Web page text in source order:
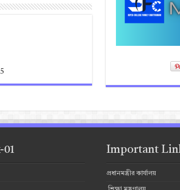
Important
প্রধানমন্ত্রীর কার্যালয়